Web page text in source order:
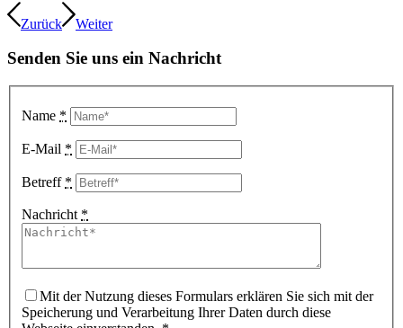
Zurück Weiter
Senden Sie uns ein Nachricht
Name *
E-Mail *
Betreff *
Nachricht *
Mit der Nutzung dieses Formulars erklären Sie sich mit der
Speicherung und Verarbeitung Ihrer Daten durch diese